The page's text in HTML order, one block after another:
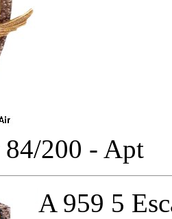
84/200 - Apt
A 959 5